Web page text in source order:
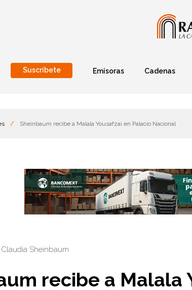
Suscríbete Emisoras Cadenas
/ Sheinbaum recibe a Malala Yousafzai en Palacio Nacional
Claudia Sheinbaum
recibe a Malala